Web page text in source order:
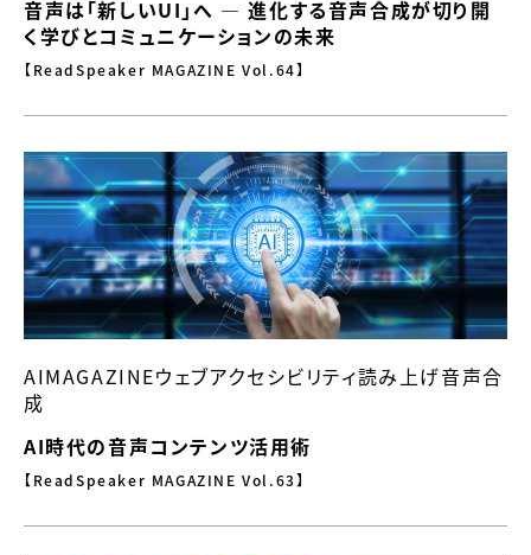
音声は「新しいUI」へ — 進化する音声合成が切り開
く学びとコミュニケーションの未来
【ReadSpeaker MAGAZINE Vol.64】
AIMAGAZINEウェブアクセシビリティ読み上げ音声合
成
AI時代の音声コンテンツ活用術
【ReadSpeaker MAGAZINE Vol.63】